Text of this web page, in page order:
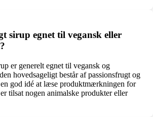
sirup egnet til vegansk eller
er generelt egnet til vegansk og
hovedsageligt består af passionsfrugt og
god idé at læse produktmærkningen for
tilsat nogen animalske produkter eller